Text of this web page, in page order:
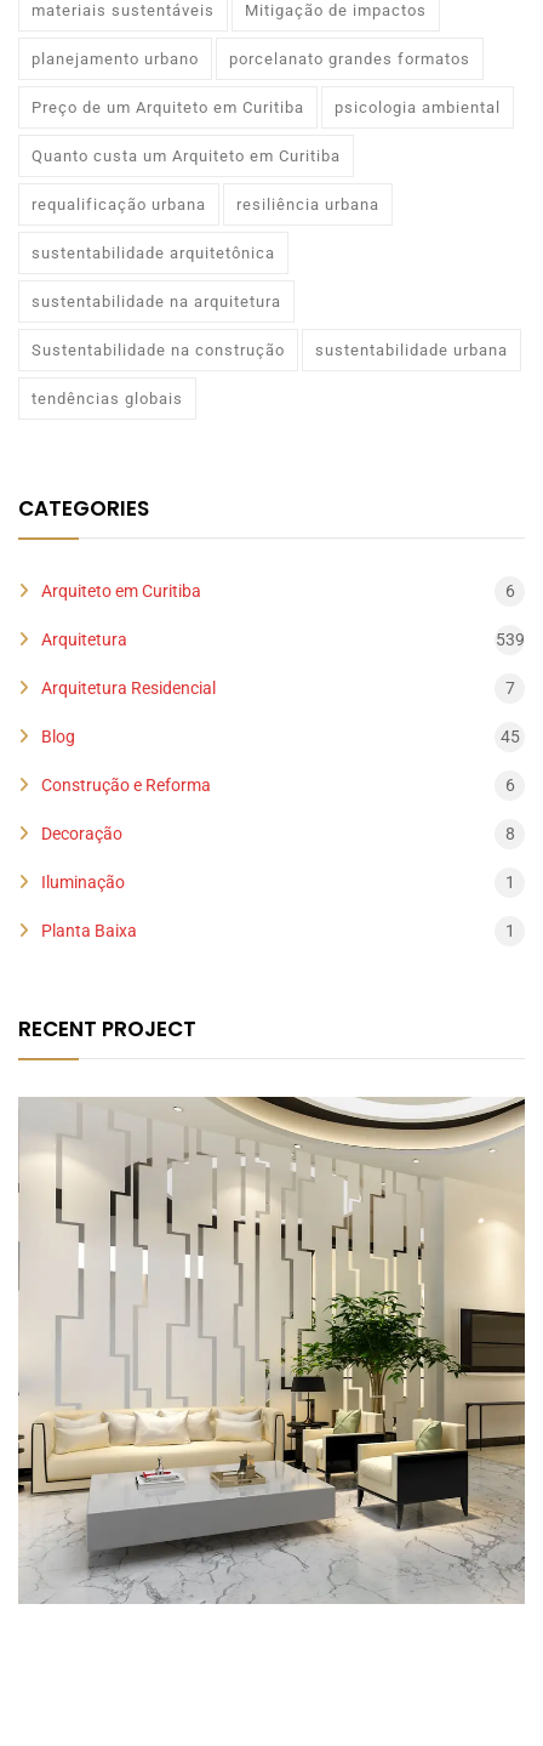
materiais sustentáveis Mitigação de impactos
planejamento urbano porcelanato grandes formatos
Preço de um Arquiteto em Curitiba psicologia ambiental
Quanto custa um Arquiteto em Curitiba
requalificação urbana resiliência urbana
sustentabilidade arquitetônica
sustentabilidade na arquitetura
Sustentabilidade na construção sustentabilidade urbana
tendências globais
CATEGORIES
Arquiteto em Curitiba 6
Arquitetura 539
Arquitetura Residencial 7
Blog 45
Construção e Reforma 6
Decoração 8
Iluminação 1
Planta Baixa 1
RECENT PROJECT